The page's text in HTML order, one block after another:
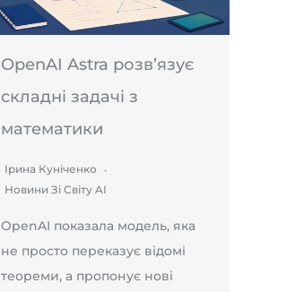
OpenAI Astra розв’язує
складні задачі з
математики
Ірина Куніченко
Новини Зі Світу AI
OpenAI показала модель, яка
не просто переказує відомі
теореми, а пропонує нові